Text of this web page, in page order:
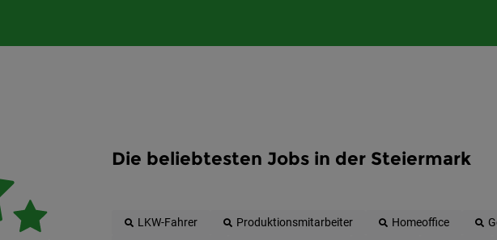
Die beliebtesten Jobs in der Steiermark
LKW-Fahrer Produktionsmitarbeiter Homeoffice